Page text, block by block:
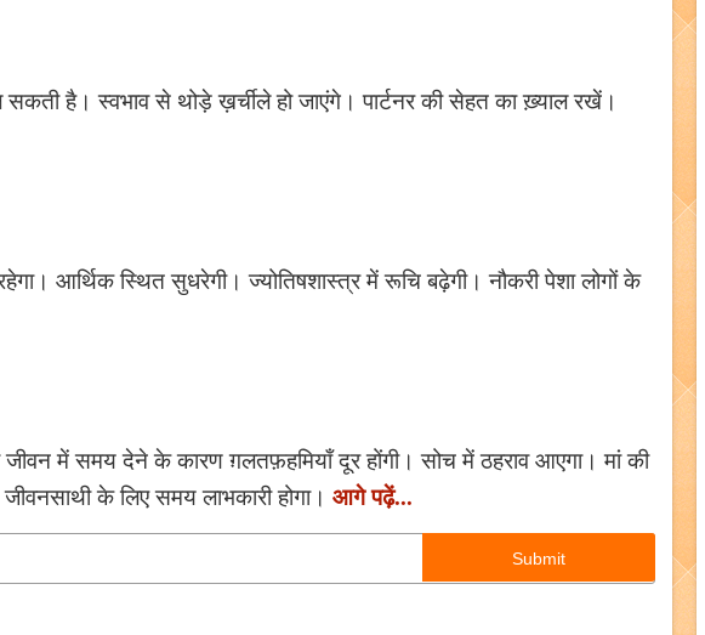
सकती है। स्वभाव से थोड़े ख़र्चीले हो जाएंगे। पार्टनर की सेहत का ख़्याल रखें।
आर्थिक स्थित सुधरेगी। ज्योतिषशास्त्र में रूचि बढ़ेगी। नौकरी पेशा लोगों के
में समय देने के कारण ग़लतफ़हमियाँ दूर होंगी। सोच में ठहराव आएगा। मां की
के लिए समय लाभकारी होगा। आगे पढ़ें...